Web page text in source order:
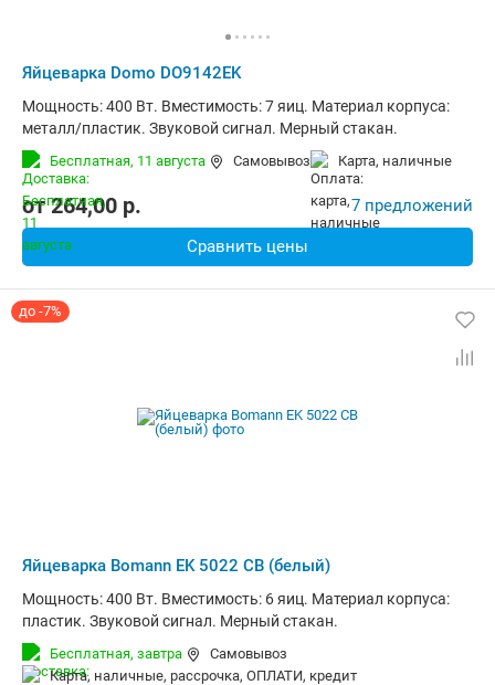
Яйцеварка Domo DO9142EK
Мощность: 400 Вт. Вместимость: 7 яиц. Материал корпуса:
металл/пластик. Звуковой сигнал. Мерный стакан.
Бесплатная, 11 августа Самовывоз карта, наличные
от264,00 p. 7 предложений
Сравнить цены
до -7%
Яйцеварка Bomann EK 5022 CB (белый)
Мощность: 400 Вт. Вместимость: 6 яиц. Материал корпуса:
пластик. Звуковой сигнал. Мерный стакан.
Бесплатная, завтра
Самовывоз
карта, наличные, рассрочка, ОПЛАТИ, кредит